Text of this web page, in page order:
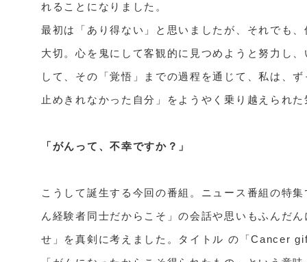
れることになりました。
最初は「あり得ない」と思いましたが、それでも
大切。心を鬼にして客観的に見つめようと努力し
して、その「覚悟」までの過程を通じて、私は、
止めきれなかった自分」をようやく乗り越えられ
「がんって、不幸ですか？」
こうして誕生する今回の番組。ニュース番組の特
ん経験者同士だからこそ」の会話や思いもふんだ
せ」を真剣に考えました。タイトル の「Cancer